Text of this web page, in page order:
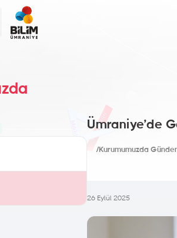
Ümraniye’de
/Kurumumuzda
26 Eylül 2025